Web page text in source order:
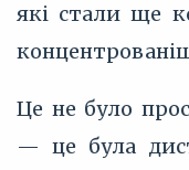
які стали ще
Це не було
— це була